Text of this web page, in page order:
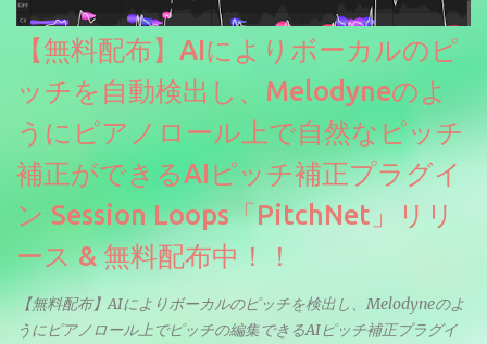
【無料配布】AIによりボーカルのピ
ッチを自動検出し、Melodyneのよ
うにピアノロール上で自然なピッチ
補正ができるAIピッチ補正プラグイ
ン Session Loops「PitchNet」リリ
ース & 無料配布中！！
【無料配布】AIによりボーカルのピッチを検出し、Melodyneのよ
うにピアノロール上でピッチの編集できるAIピッチ補正プラグイ